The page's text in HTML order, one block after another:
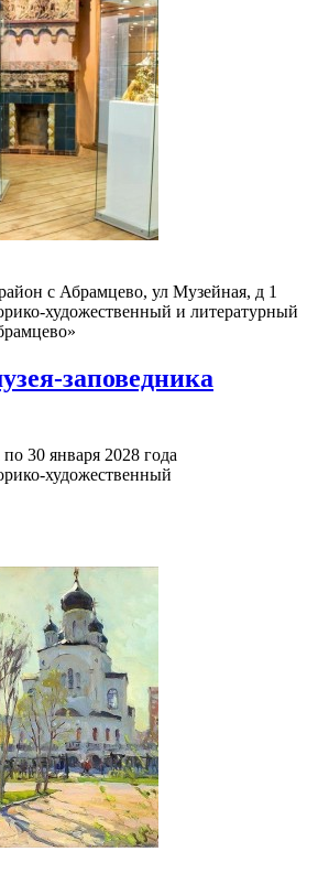
с Абрамцево, ул Музейная, д 1
художественный и литературный
заповедника
30 января 2028 года
художественный